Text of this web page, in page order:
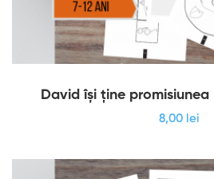
David își ține
8,00 lei